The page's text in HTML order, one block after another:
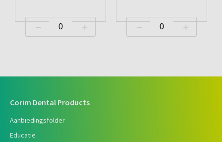
Corim Dental Products
Aanbiedingsfolder
Educatie